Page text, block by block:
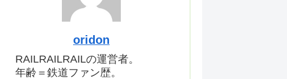
oridon
RAILRAILRAILの運営者。
年齢＝鉄道ファン歴。